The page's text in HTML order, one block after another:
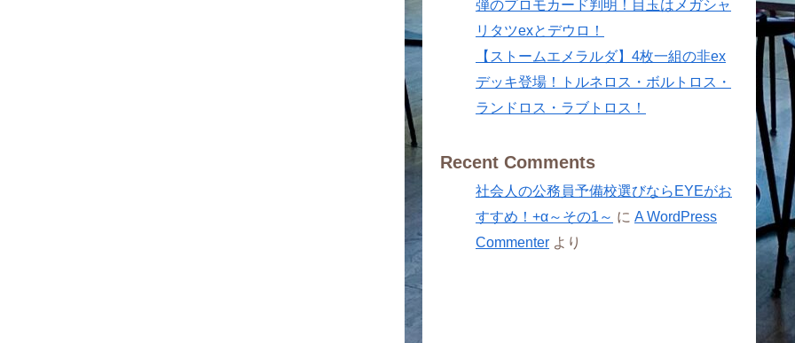
弾のプロモカード判明！目玉はメガシャ
リタツexとデウロ！
【ストームエメラルダ】4枚一組の非ex
デッキ登場！トルネロス・ボルトロス・
ランドロス・ラブトロス！
Recent Comments
社会人の公務員予備校選びならEYEがお
すすめ！+α～その1～ に A WordPress
Commenter より